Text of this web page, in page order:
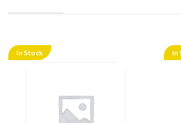
In Stock In